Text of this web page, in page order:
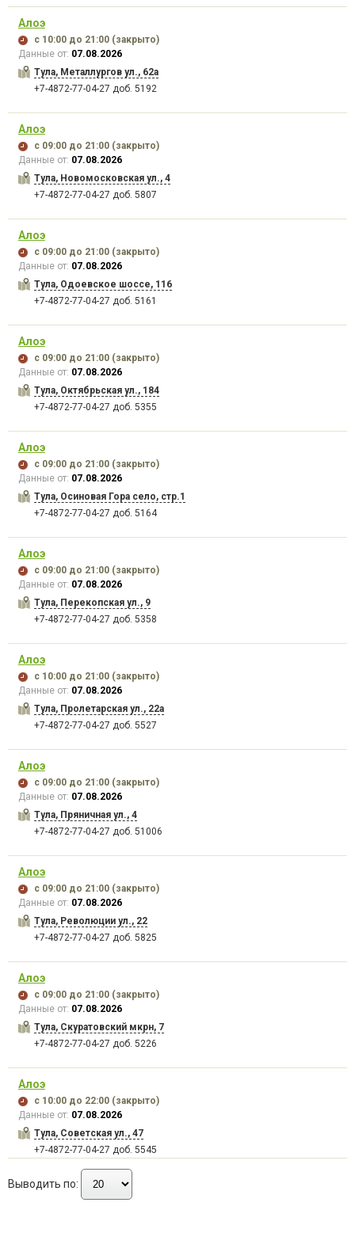
Алоэ
с 10:00до 21:00(закрыто)
Данные от: 07.08.2026
Тула, Металлургов ул., 62а
+7-4872-77-04-27 доб. 5192
Алоэ
с 09:00до 21:00(закрыто)
Данные от: 07.08.2026
Тула, Новомосковская ул., 4
+7-4872-77-04-27 доб. 5807
Алоэ
с 09:00до 21:00(закрыто)
Данные от: 07.08.2026
Тула, Одоевское шоссе, 116
+7-4872-77-04-27 доб. 5161
Алоэ
с 09:00до 21:00(закрыто)
Данные от: 07.08.2026
Тула, Октябрьская ул., 184
+7-4872-77-04-27 доб. 5355
Алоэ
с 09:00до 21:00(закрыто)
Данные от: 07.08.2026
Тула, Осиновая Гора село, стр.1
+7-4872-77-04-27 доб. 5164
Алоэ
с 09:00до 21:00(закрыто)
Данные от: 07.08.2026
Тула, Перекопская ул., 9
+7-4872-77-04-27 доб. 5358
Алоэ
с 10:00до 21:00(закрыто)
Данные от: 07.08.2026
Тула, Пролетарская ул., 22а
+7-4872-77-04-27 доб. 5527
Алоэ
с 09:00до 21:00(закрыто)
Данные от: 07.08.2026
Тула, Пряничная ул., 4
+7-4872-77-04-27 доб. 51006
Алоэ
с 09:00до 21:00(закрыто)
Данные от: 07.08.2026
Тула, Революции ул., 22
+7-4872-77-04-27 доб. 5825
Алоэ
с 09:00до 21:00(закрыто)
Данные от: 07.08.2026
Тула, Скуратовский мкрн, 7
+7-4872-77-04-27 доб. 5226
Алоэ
с 10:00до 22:00(закрыто)
Данные от: 07.08.2026
Тула, Советская ул., 47
+7-4872-77-04-27 доб. 5545
Выводить по: